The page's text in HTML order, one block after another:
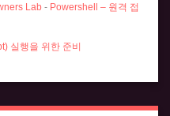
Lab - Powershell – 원격 접
실행을 위한 준비